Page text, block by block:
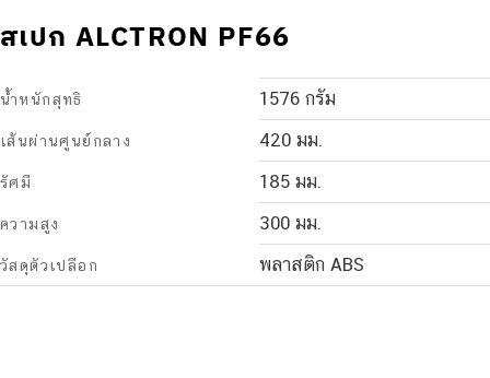
สเปก ALCTRON PF66
น้ำหนักสุทธิ 1576 กรัม
เส้นผ่านศูนย์กลาง 420 มม.
รัศมี 185 มม.
ความสูง 300 มม.
วัสดุตัวเปลือก พลาสติก ABS